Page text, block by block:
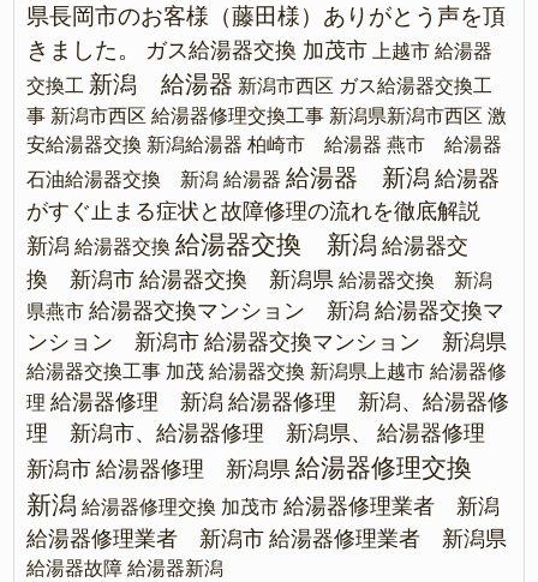
県長岡市のお客様（藤田様）ありがとう声を頂
きました。
ガス給湯器交換 加茂市
上越市 給湯器
交換工 新潟 給湯器 新潟市西区 ガス給湯器交換工
事 新潟市西区 給湯器修理交換工事 新潟県新潟市西区 激
安給湯器交換 新潟給湯器 柏崎市 給湯器 燕市 給湯器
石油給湯器交換 新潟 給湯器 給湯器 新潟 給湯器
がすぐ止まる症状と故障修理の流れを徹底解説
新潟 給湯器交換 給湯器交換 新潟 給湯器交
換 新潟市 給湯器交換 新潟県 給湯器交換 新潟
県燕市 給湯器交換マンション 新潟 給湯器交換マ
ンション 新潟市 給湯器交換マンション 新潟県
給湯器交換工事 加茂 給湯器交換 新潟県上越市 給湯器修
理 給湯器修理 新潟 給湯器修理 新潟、給湯器修
理 新潟市、給湯器修理 新潟県、
給湯器修理
新潟市 給湯器修理 新潟県 給湯器修理交換
新潟 給湯器修理交換 加茂市 給湯器修理業者 新潟
給湯器修理業者 新潟市 給湯器修理業者 新潟県
給湯器故障 給湯器新潟